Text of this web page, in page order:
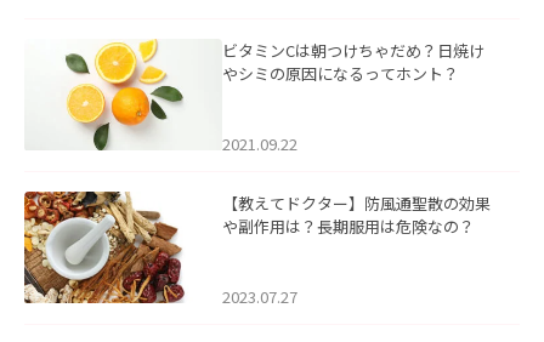
ビタミンCは朝つけちゃだめ？日焼け
やシミの原因になるってホント？
2021.09.22
【教えてドクター】防風通聖散の効果
や副作用は？長期服用は危険なの？
2023.07.27